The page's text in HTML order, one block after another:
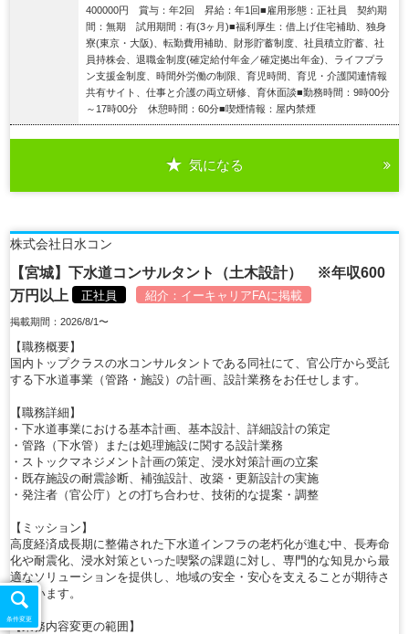
400000円 賞与：年2回 昇給：年1回■雇用形態：正社員 契約期
間：無期 試用期間：有(3ヶ月)■福利厚生：借上げ住宅補助、独身
寮(東京・大阪)、転勤費用補助、財形貯蓄制度、社員積立貯蓄、社
員持株会、退職金制度(確定給付年金／確定拠出年金)、ライフプラ
ン支援金制度、時間外労働の制限、育児時間、育児・介護関連情報
共有サイト、仕事と介護の両立研修、育休面談■勤務時間：9時00分
～17時00分 休憩時間：60分■喫煙情報：屋内禁煙
気になる
株式会社日水コン
【宮城】下水道コンサルタント（土木設計） ※年収600
万円以上
正社員 紹介： イーキャリアFAに掲載
掲載期間：2026/8/1〜
【職務概要】
国内トップクラスの水コンサルタントである同社にて、官公庁から受託
する下水道事業（管路・施設）の計画、設計業務をお任せします。
【職務詳細】
・下水道事業における基本計画、基本設計、詳細設計の策定
・管路（下水管）または処理施設に関する設計業務
・ストックマネジメント計画の策定、浸水対策計画の立案
・既存施設の耐震診断、補強設計、改築・更新設計の実施
・発注者（官公庁）との打ち合わせ、技術的な提案・調整
【ミッション】
高度経済成長期に整備された下水道インフラの老朽化が進む中、長寿命
化や耐震化、浸水対策といった喫緊の課題に対し、専門的な知見から最
適なソリューションを提供し、地域の安全・安心を支えることが期待さ
れています。
【業務内容変更の範囲】
条件変更